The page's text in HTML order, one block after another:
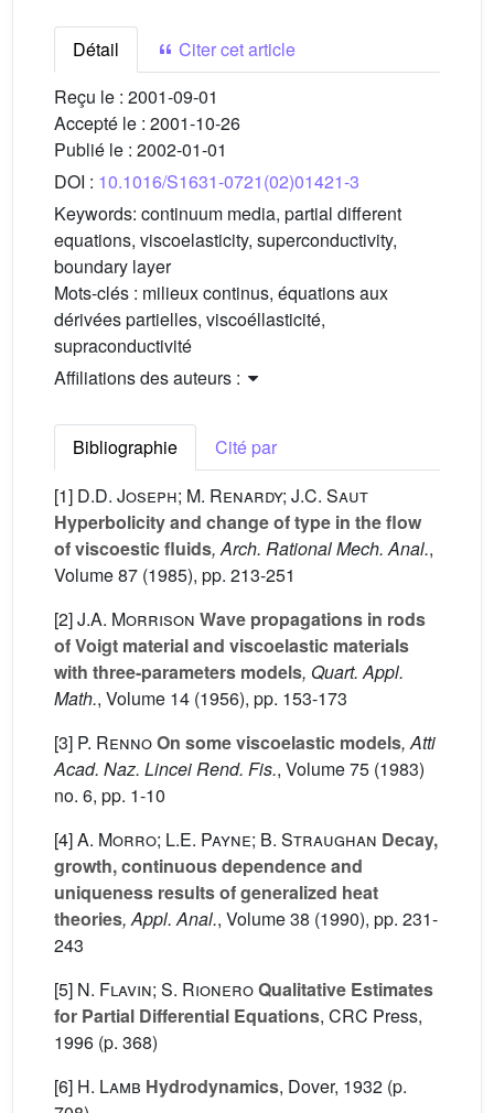
Détail
Citer cet article
Reçu le : 2001-09-01
Accepté le : 2001-10-26
Publié le : 2002-01-01
DOI : 10.1016/S1631-0721(02)01421-3
Keywords: continuum media, partial different
equations, viscoelasticity, superconductivity,
boundary layer
Mots-clés : milieux continus, équations aux
dérivées partielles, viscoéllasticité,
supraconductivité
Affiliations des auteurs :
Bibliographie
Cité par
[1] D.D. Joseph; M. Renardy; J.C. Saut
Hyperbolicity and change of type in the flow
of viscoestic fluids, Arch. Rational Mech. Anal.,
Volume 87 (1985), pp. 213-251
[2]J.A. Morrison Wave propagations in rods
of Voigt material and viscoelastic materials
with three-parameters models, Quart. Appl.
Math., Volume 14 (1956), pp. 153-173
[3] P. RennoOn some viscoelastic models, Atti
Acad. Naz. Lincei Rend. Fis., Volume 75 (1983)
no. 6, pp. 1-10
[4]A. Morro; L.E. Payne; B. Straughan Decay,
growth, continuous dependence and
uniqueness results of generalized heat
theories, Appl. Anal., Volume 38 (1990), pp. 231-
243
[5] N. Flavin; S. RioneroQualitative Estimates
for Partial Differential Equations, CRC Press,
1996 (p. 368)
[6] H. Lamb Hydrodynamics, Dover, 1932 (p.